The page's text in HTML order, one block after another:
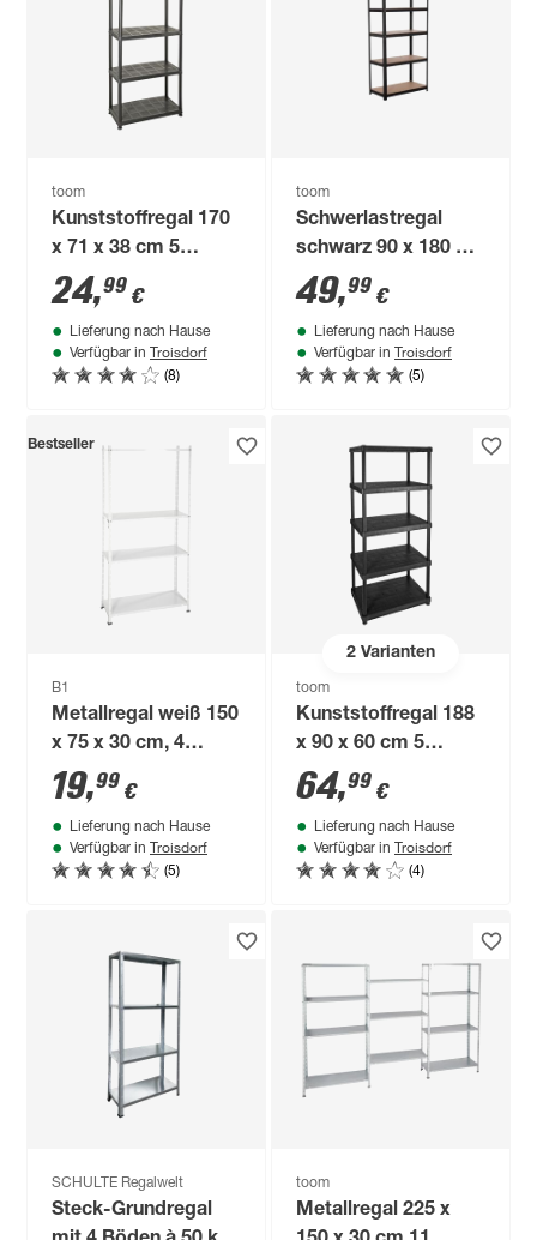
toom
Kunststoffregal 170
x 71 x 38 cm 5
Böden à 30 kg
24,99 €
Lieferung nach Hause
Verfügbar in Troisdorf
(8)
toom
Schwerlastregal
schwarz 90 x 180 x
45 cm 5 Böden à 280
kg
49,99 €
Lieferung nach Hause
Verfügbar in Troisdorf
(5)
Bestseller
B1
Metallregal weiß 150
x 75 x 30 cm, 4
Böden à 30 kg
Traglast
19,99 €
Lieferung nach Hause
Verfügbar in Troisdorf
(5)
2Varianten
toom
Kunststoffregal 188
x 90 x 60 cm 5
Böden à 90 kg
64,99 €
Lieferung nach Hause
Verfügbar in Troisdorf
(4)
SCHULTE Regalwelt
Steck-Grundregal
toom
Metallregal 225 x